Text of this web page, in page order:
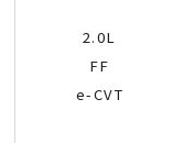
2.0L
FF
e-CVT